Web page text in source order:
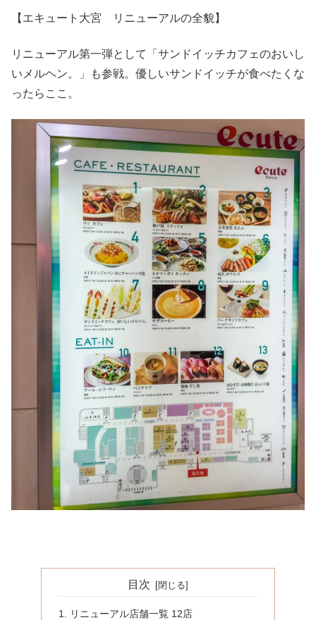
【エキュート大宮 リニューアルの全貌】
リニューアル第一弾として「サンドイッチカフェのおいし
いメルヘン。」も参戦。優しいサンドイッチが食べたくな
ったらここ。
目次
リニューアル店舗一覧 12店